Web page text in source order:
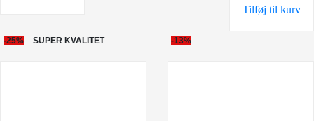
Tilføj til kurv
-25% SUPER KVALITET -13%